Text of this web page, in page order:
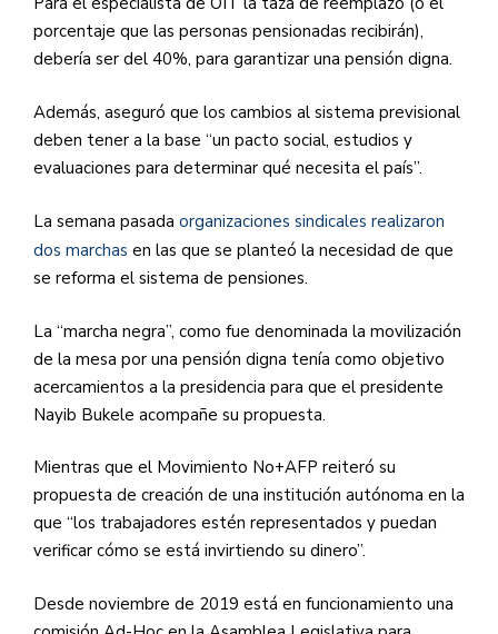
porcentaje que las personas pensionadas recibirán),
debería ser del 40%, para garantizar una pensión digna.
Además, aseguró que los cambios al sistema previsional
deben tener a la base “un pacto social, estudios y
evaluaciones para determinar qué necesita el país”.
La semana pasada organizaciones sindicales realizaron
dos marchas en las que se planteó la necesidad de que
se reforma el sistema de pensiones.
La “marcha negra”, como fue denominada la movilización
de la mesa por una pensión digna tenía como objetivo
acercamientos a la presidencia para que el presidente
Nayib Bukele acompañe su propuesta.
Mientras que el Movimiento No+AFP reiteró su
propuesta de creación de una institución autónoma en la
que “los trabajadores estén representados y puedan
verificar cómo se está invirtiendo su dinero”.
Desde noviembre de 2019 está en funcionamiento una